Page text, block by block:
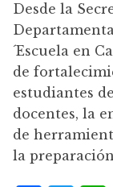
Desde la
´Escuela en
de
estudiantes
docentes, la
de
la